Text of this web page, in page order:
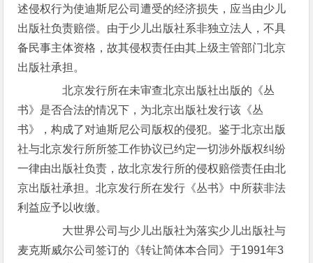
述侵权行为使迪斯尼公司遭受的经济损失，应当由少儿
出版社负责赔偿。由于少儿出版社系非独立法人，不具
备民事主体资格，故其侵权责任由其上级主管部门北京
出版社承担。
北京发行所在未审查北京出版社出版的《丛
书》是否合法的情况下，为北京出版社发行该《丛
书》，构成了对迪斯尼公司版权的侵犯。鉴于北京出版
社与北京发行所所签工作协议已约定一切涉外版权纠纷
一律由出版社负责，故北京发行所的侵权赔偿责任由北
京出版社承担。北京发行所在发行《丛书》中所获非法
利益应予以收缴。
大世界公司与少儿出版社为落实少儿出版社与
麦克斯威尔公司签订的《转让简体本合同》于1991年3